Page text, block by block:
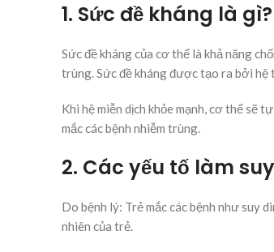
1. Sức đề kháng là gì?
Sức đề kháng của cơ thể là khả năng
trùng. Sức đề kháng được tạo ra bởi hệ
Khi hệ miễn dịch khỏe mạnh, cơ thể sẽ
mắc các bệnh nhiễm trùng.
2. Các yếu tố làm
Do bệnh lý: Trẻ mắc các bệnh như suy
nhiên của trẻ.